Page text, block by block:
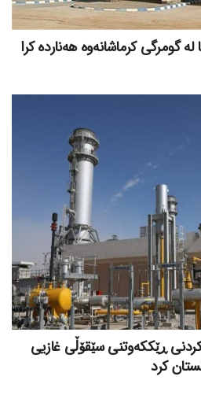
ڕێککەوتنی سێقۆڵی غازیی
کرد